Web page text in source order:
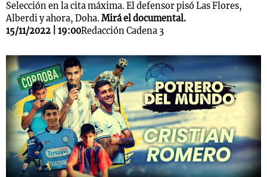
Selección en la cita máxima. El defensor pisó Las Flores,
Alberdi y ahora, Doha. Mirá el documental.
15/11/2022 | 19:00Redacción Cadena 3